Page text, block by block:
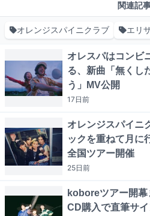
関連記
オレンジスパイニクラブ エリ
オレスパはコンビ
る、新曲「無くし
う」MV公開
17日前
オレンジスパイニ
ックを重ねて月に
全国ツアー開催
25日前
koboreツアー開
CD購入で直筆サ